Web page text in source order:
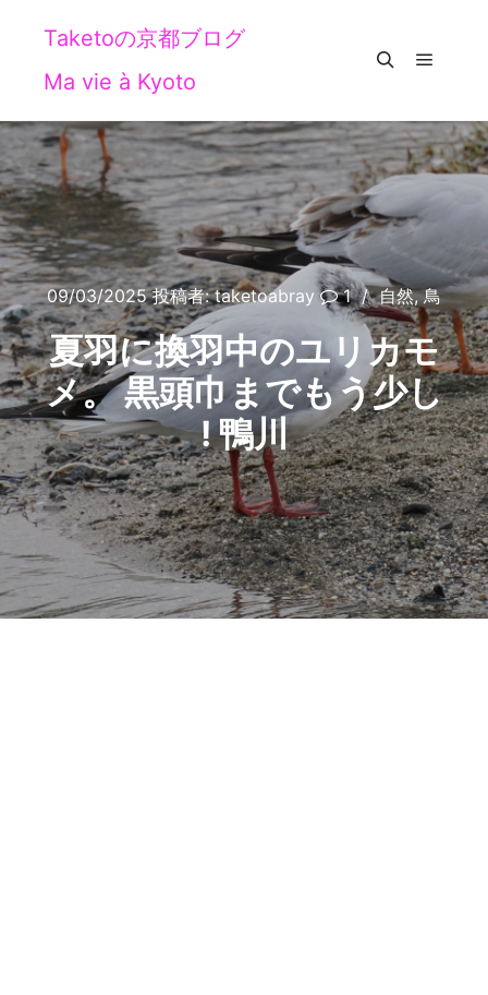
Taketoの京都ブログ
Ma vie à Kyoto
09/03/2025投稿者:taketoabray 1 自然,鳥
夏羽に換羽中のユリカモ
メ。 黒頭巾までもう少し
! 鴨川